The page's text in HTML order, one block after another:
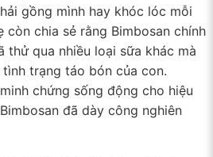
gồng mình hay khóc lóc mỗi
còn chia sẻ rằng Bimbosan chính
thử qua nhiều loại sữa khác mà
trạng táo bón của con.
chứng sống động cho hiệu
đã dày công nghiên